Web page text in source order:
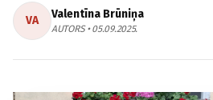
VA Valentīna Brūniņa
AUTORS • 05.09.2025.